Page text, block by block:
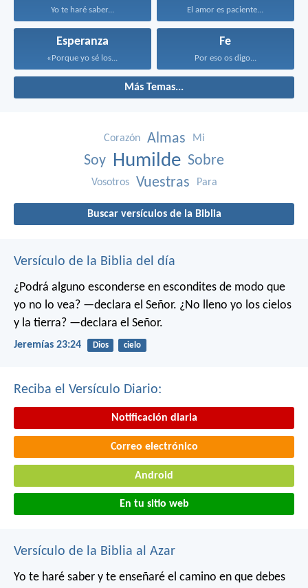
Yo te haré saber... El amor es paciente...
Esperanza
«Porque yo sé los...
Fe
Por eso os digo...
Más Temas...
Corazón Almas Mi
Soy Humilde Sobre
Vosotros Vuestras Para
Buscar versículos de la Biblia
Versículo de la Biblia del día
¿Podrá alguno esconderse en escondites de modo que
yo no lo vea? —declara el Señor. ¿No lleno yo los cielos
y la tierra? —declara el Señor.
Jeremías 23:24 Dios cielo
Reciba el Versículo Diario:
Notificación diaria
Correo electrónico
Android
En tu sitio web
Versículo de la Biblia al Azar
Yo te haré saber y te enseñaré el camino en que debes